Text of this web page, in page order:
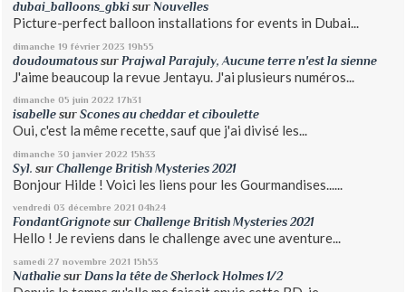
dubai_balloons_gbki surNouvelles
Picture-perfect balloon installations for events in Dubai...
dimanche 19 février 2023 19h55
doudoumatous sur Prajwal Parajuly, Aucune terre n'est la sienne
J'aime beaucoup la revue Jentayu. J'ai plusieurs numéros...
dimanche 05 juin 2022 17h31
isabelle surScones au cheddar et ciboulette
Oui, c'est la même recette, sauf que j'ai divisé les...
dimanche 30 janvier 2022 15h33
Syl. surChallenge British Mysteries 2021
Bonjour Hilde ! Voici les liens pour les Gourmandises......
vendredi 03 décembre 2021 04h24
FondantGrignote surChallenge British Mysteries 2021
Hello ! Je reviens dans le challenge avec une aventure...
samedi 27 novembre 2021 15h53
Nathalie surDans la tête de Sherlock Holmes 1/2